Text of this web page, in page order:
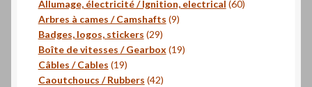
produits
Allumage, électricité / Ignition, electrical 6060
Arbres à cames / Camshafts 99
Badges, logos, stickers 2929
produits
Boîte de vitesses / Gearbox 1919
Câbles / Cables 1919
produits
Caoutchoucs / Rubbers 4242